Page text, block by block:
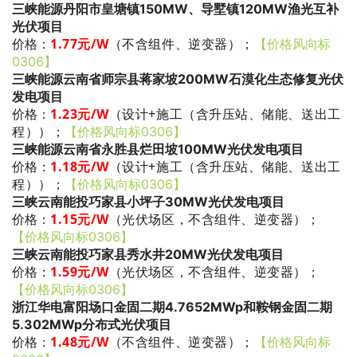
三峡能源丹阳市皇塘镇150MW、导墅镇120MW渔光互补
光伏项目
价格： 1.77元/W（不含组件、逆变器） ；
【价格风向标
0306】
三峡能源云南省师宗县蒋家坡200MW石漠化生态修复光伏
发电项目
价格： 1.23元/W（设计+施工（含升压站、储能、送出工
程））
；
【价格风向标0306】
三峡能源云南省永胜县烂田坡100MW光伏发电项目
价格： 1.18元/W（设计+施工（含升压站、储能、送出工
程））
；
【价格风向标0306】
三峡云南能投巧家县小坪子30MW光伏发电项目
价格： 1.15元/W（光伏场区，不含组件、逆变器） ；
【价格风向标0306】
三峡云南能投巧家县秀水井20MW光伏发电项目
价格： 1.59元/W（光伏场区，不含组件、逆变器） ；
【价格风向标0306】
浙江华电富阳场口金固二期4.7652MWp和鞍钢金固二期
5.302MWp分布式光伏项目
价格： 1.48元/W（不含组件、逆变器） ；
【价格风向标